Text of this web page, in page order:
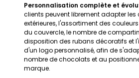
Personnalisation complète et
clients peuvent librement adapter les
extérieures, l'assortiment des
du couvercle, le nombre de
disposition des rubans décoratifs et
d'un logo personnalisé, afin de
nombre de chocolats et au
marque.